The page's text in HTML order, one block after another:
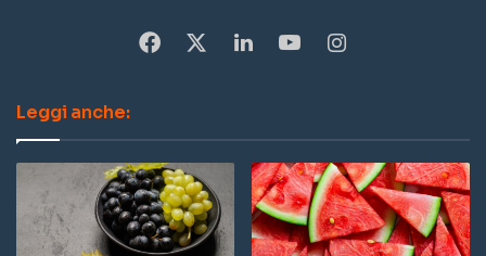
ok
In
be
ra
m
Leggi anche: